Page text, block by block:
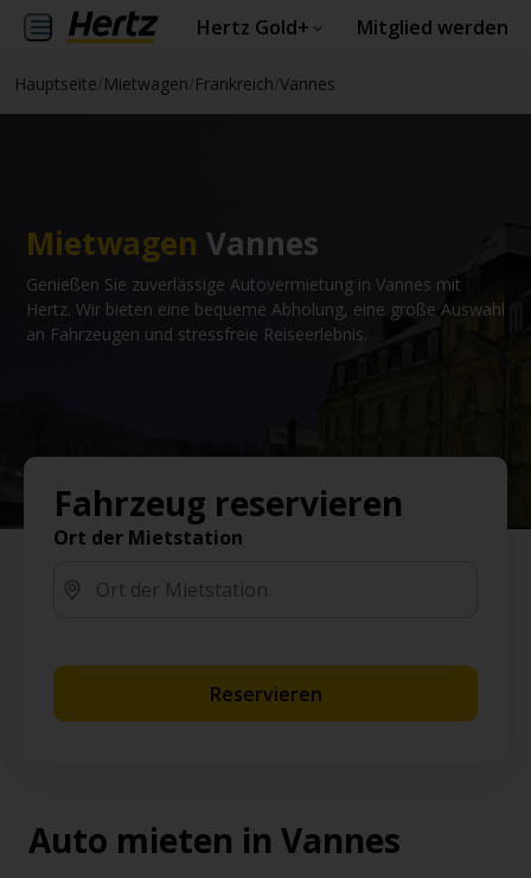
Hertz Gold+ Mitglied werden
Hauptseite Mietwagen Frankreich Vannes
Mietwagen Vannes
Genießen Sie zuverlässige Autovermietung in Vannes mit
Hertz. Wir bieten eine bequeme Abholung, eine große Auswahl
an Fahrzeugen und stressfreie Reiseerlebnis.
Fahrzeug reservieren
Ort der Mietstation
Reservieren
Auto mieten in Vannes